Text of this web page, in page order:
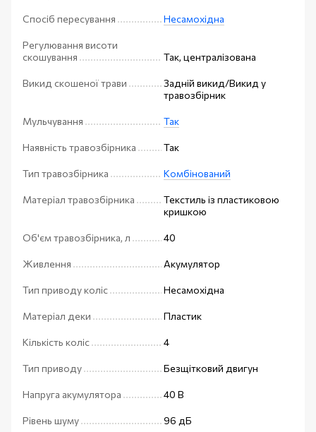
Спосіб пересування Несамохідна
Регулювання висоти
скошування
Так, централізована
Викид скошеної трави
Задній викид/Викид у
травозбірник
Мульчування Так
Наявність травозбірника Так
Тип травозбірника Комбінований
Матеріал травозбірника
Текстиль із пластиковою
кришкою
Об'єм травозбірника, л 40
Живлення Акумулятор
Тип приводу коліс Несамохідна
Матеріал деки Пластик
Кількість коліс 4
Тип приводу Безщітковий двигун
Напруга акумулятора 40 В
Рівень шуму 96 дБ